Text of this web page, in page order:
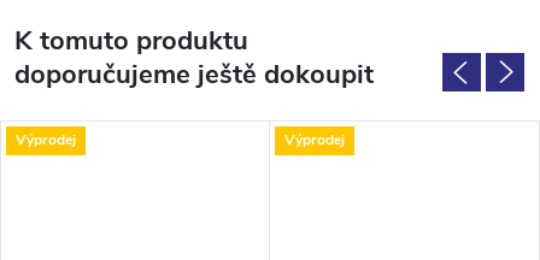
K tomuto produktu
doporučujeme ještě dokoupit
Výprodej Výprodej